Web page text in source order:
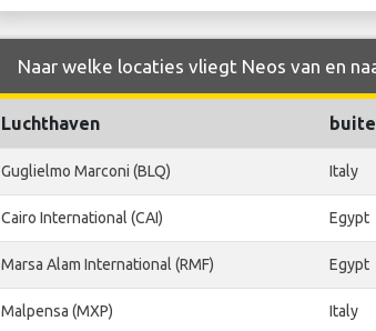
Naar welke locaties vliegt Neos van en
Luchthaven
Guglielmo Marconi (BLQ) Italy
Cairo International (CAI) Egypt
Marsa Alam International (RMF) Egypt
Malpensa (MXP) Italy